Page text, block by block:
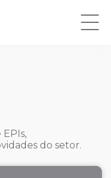
do setor.